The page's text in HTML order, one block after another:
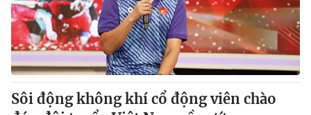
Sôi động không khí cổ động viên chào